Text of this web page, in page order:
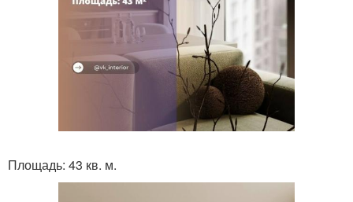
Площадь: 43 кв. м.